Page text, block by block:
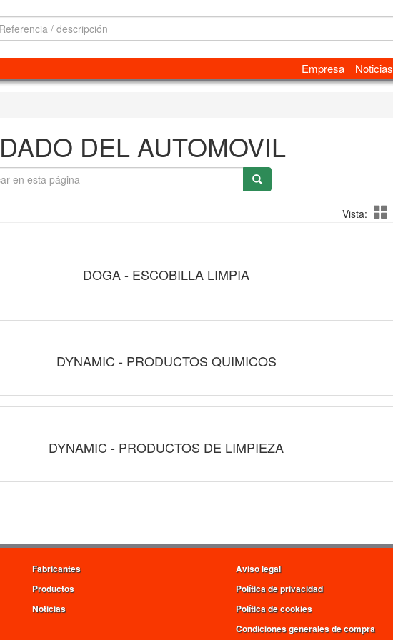
Empresa Noticias
DEL AUTOMOVIL
Vista:
DOGA - ESCOBILLA LIMPIA
DYNAMIC - PRODUCTOS QUIMICOS
DYNAMIC - PRODUCTOS DE LIMPIEZA
Fabricantes
Productos
Noticias
Aviso legal
Política de privacidad
Política de cookies
Condiciones generales de compra